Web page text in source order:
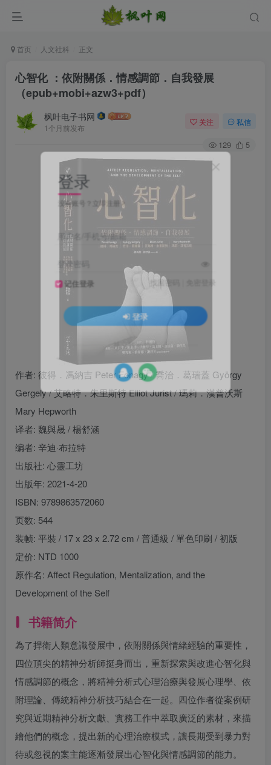
首页 人文社科 正文
心智化 ：依附關係．情感調節．自我發展
（epub+mobi+azw3+pdf）
枫叶电子书网
1个月前发布
关注 私信
129 5
作者: 彼得．馮納吉 Peter Fonagy / 喬治．葛瑞蓋 György
Gergely / 艾略特．朱里斯特 Elliot Jurist / 瑪莉．漢普沃斯
Mary Hepworth
译者: 魏與晟 / 楊舒涵
编者: 辛迪·布拉特
出版社: 心靈工坊
出版年: 2021-4-20
ISBN: 9789863572060
页数: 544
装帧: 平裝 / 17 x 23 x 2.72 cm / 普通級 / 單色印刷 / 初版
定价: NTD 1000
原作名: Affect Regulation, Mentalization, and the
Development of the Self
书籍简介
為了捍衛人類意識發展中，依附關係與情緒經驗的重要性，
四位頂尖的精神分析師挺身而出，重新探索與改進心智化與
情感調節的概念，將精神分析式心理治療與發展心理學、依
附理論、傳統精神分析技巧結合在一起。四位作者從案例研
究與近期精神分析文獻、實務工作中萃取廣泛的素材，來描
繪他們的概念，提出新的心理治療模式，讓長期受到暴力對
待或忽視的案主能逐漸發展出心智化與情感調節的能力。
登录
没有账号？立即注册
用户名/手机号/邮箱
登录密码
记住登录 找回密码
登录
社交账号登录